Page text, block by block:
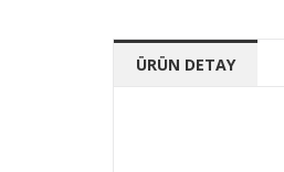
ÜRÜN DETAY